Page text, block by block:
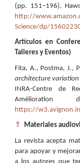
(pp. 151–196).
http://
Science/dp/
Artículos en
Talleres y Eventos)
Fita, A., Postma, J.,
architecture variation
INRA-Centre de
https://
⇑ Materiales
La revista acepta
para apoyar y